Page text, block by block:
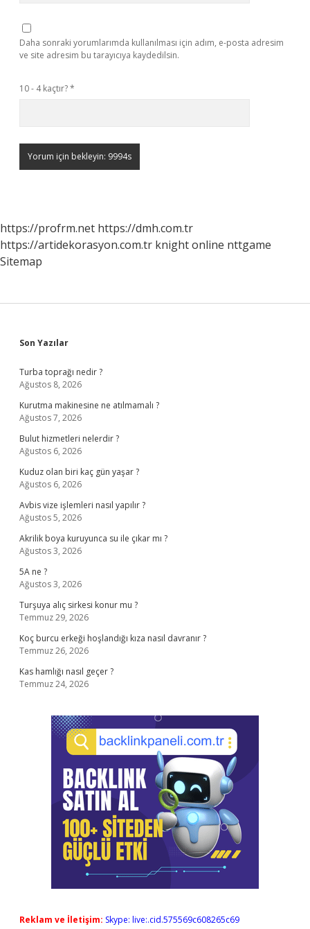
Daha sonraki yorumlarımda kullanılması için adım, e-posta adresim
ve site adresim bu tarayıcıya kaydedilsin.
10 - 4 kaçtır?*
https://profrm.net https://dmh.com.tr
https://artidekorasyon.com.tr knight online nttgame
Sitemap
Sidebar
Son Yazılar
Turba toprağı nedir ?
Ağustos 8, 2026
Kurutma makinesine ne atılmamalı ?
Ağustos 7, 2026
Bulut hizmetleri nelerdir ?
Ağustos 6, 2026
Kuduz olan biri kaç gün yaşar ?
Ağustos 6, 2026
Avbis vize işlemleri nasıl yapılır ?
Ağustos 5, 2026
Akrilik boya kuruyunca su ile çıkar mı ?
Ağustos 3, 2026
5A ne ?
Ağustos 3, 2026
Turşuya alıç sirkesi konur mu ?
Temmuz 29, 2026
Koç burcu erkeği hoşlandığı kıza nasıl davranır ?
Temmuz 26, 2026
Kas hamlığı nasıl geçer ?
Temmuz 24, 2026
Reklam ve İletişim: Skype: live:.cid.575569c608265c69